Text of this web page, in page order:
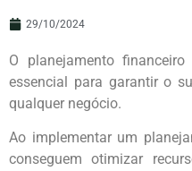
29/10/2024
O planejamento
essencial para garantir o
qualquer negócio.
Ao implementar um
conseguem otimizar